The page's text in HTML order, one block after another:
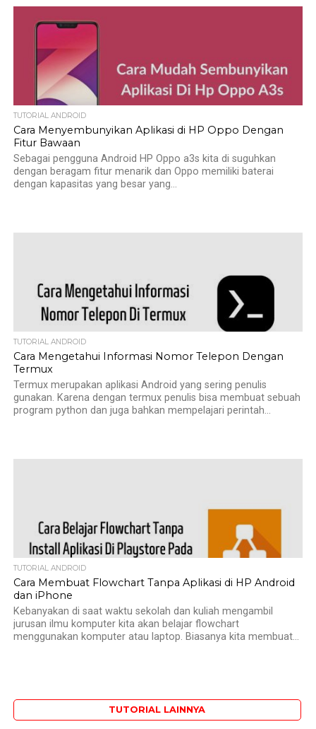
TUTORIAL ANDROID
Cara Menyembunyikan Aplikasi di HP Oppo Dengan
Fitur Bawaan
Sebagai pengguna Android HP Oppo a3s kita di suguhkan
dengan beragam fitur menarik dan Oppo memiliki baterai
dengan kapasitas yang besar yang...
TUTORIAL ANDROID
Cara Mengetahui Informasi Nomor Telepon Dengan
Termux
Termux merupakan aplikasi Android yang sering penulis
gunakan. Karena dengan termux penulis bisa membuat sebuah
program python dan juga bahkan mempelajari perintah...
TUTORIAL ANDROID
Cara Membuat Flowchart Tanpa Aplikasi di HP Android
dan iPhone
Kebanyakan di saat waktu sekolah dan kuliah mengambil
jurusan ilmu komputer kita akan belajar flowchart
menggunakan komputer atau laptop. Biasanya kita membuat...
TUTORIAL LAINNYA